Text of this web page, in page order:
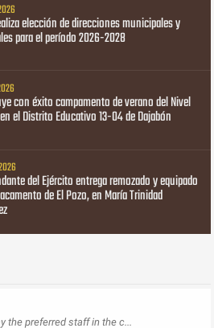
elección de direcciones municipales y
para el período 2026-2028
con éxito campamento de verano del Nivel
el Distrito Educativo 13-04 de Dajabón
del Ejército entrega remozado y equipado
de El Pozo, en María Trinidad
the preferred staff in the c...